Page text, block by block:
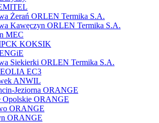
Żerań ORLEN Termika S.A.
Kawęczyn ORLEN Termika S.A.
MEC
KOKSIK
Siekierki ORLEN Termika S.A.
EC3
ANWIL
Jeziorna ORANGE
Opolskie ORANGE
ORANGE
ORANGE